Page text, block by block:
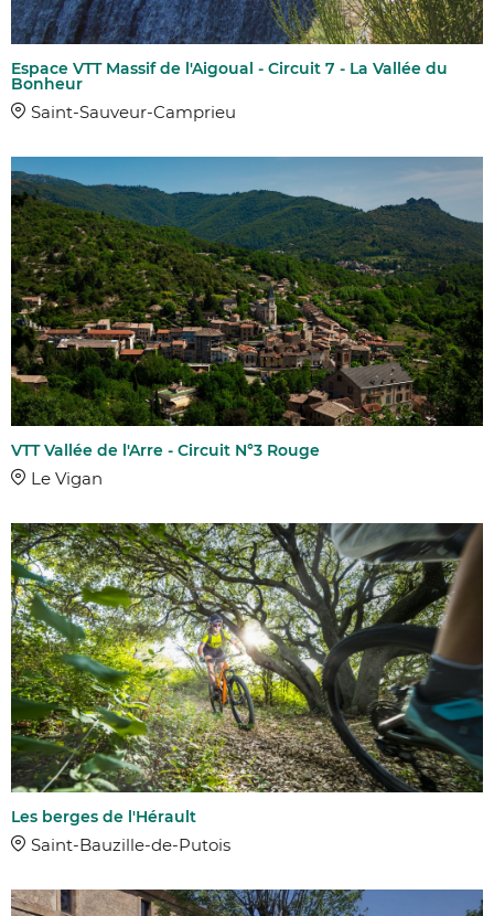
Espace VTT Massif de l'Aigoual - Circuit 7 - La Vallée du
Bonheur
Saint-Sauveur-Camprieu
VTT Vallée de l'Arre - Circuit N°3 Rouge
Le Vigan
Les berges de l'Hérault
Saint-Bauzille-de-Putois